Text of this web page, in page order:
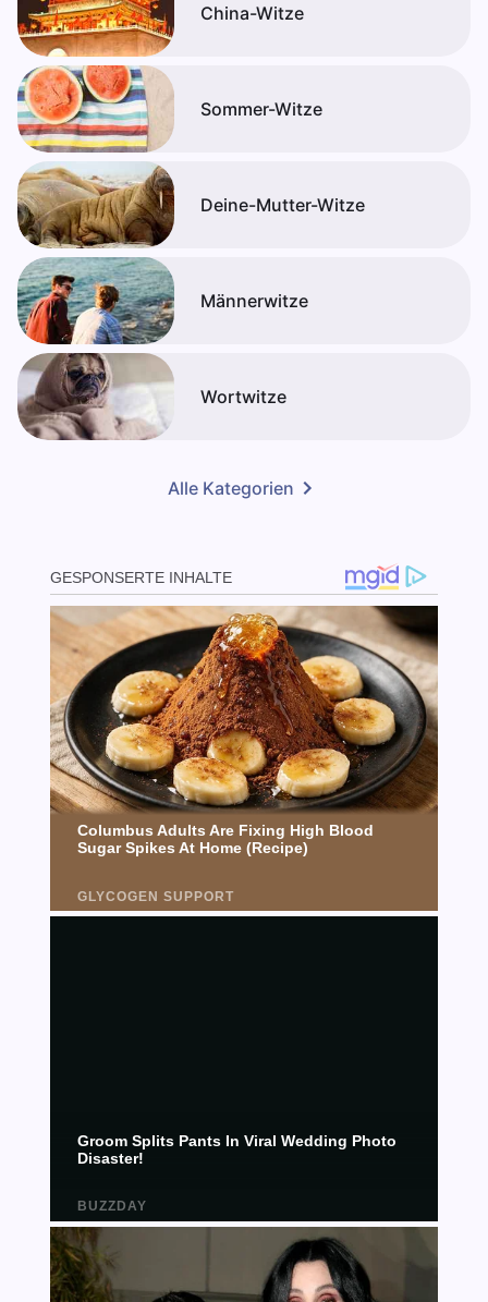
China-Witze
Sommer-Witze
Deine-Mutter-Witze
Männerwitze
Wortwitze
Alle Kategorien